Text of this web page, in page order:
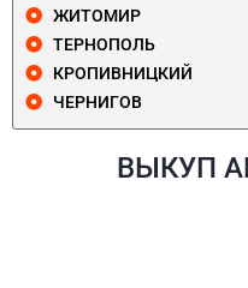
ЖИТОМИР
ТЕРНОПОЛЬ
КРОПИВНИЦКИЙ
ЧЕРНИГОВ
ВЫКУП